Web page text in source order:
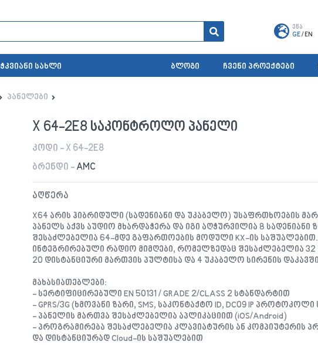
ენა
GE/EN
ჭკვიანი სახლი ბლოგი ჩვენი პროექტები
პანელები
X 64-2E8 საკონტროლო პანელი
კოდი - X 64-2E8
ბრენდი - AMC
აღწერა
X64 არის ჰიბრიდული (სადენიანი და უკაბელო) უსაფრთხოების
პანელს აქვს აუდიო მხარდაჭერა და იგი აღჭურვილია 8
შესაძლებელია 64-მდე გაფართოების მოდული KX-ის საშუალებით.
ინტეგრირებული რადიო მიმღები, რომელზედაც შესაძლებელია
20 დისტანციური მართვის პულტისა და 4 უკაბელო სირენის
მახასიათებლები:
- სერტიფიცირებული EN 50131 / GRADE 2/CLASS 2 სტანდარტით
- GPRS/3G (ხმოვანი ზარი, SMS, საკონტაქტო ID, DC09 IP პროტოკოლი
- პანელის მართვა შესაძლებელია აპლიკაციით (iOS/Android)
- პროგრამირება შესაძლებელია კლავიატურის ან კომპიუტერის
და დისტანციურად Cloud-ის საშუალებით